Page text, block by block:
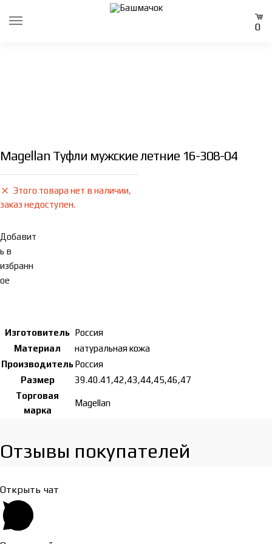
0
Magellan Туфли мужские летние 16-308-04
Этого товара нет в наличии,
заказ недоступен.
Добавит
ь в
избранн
ое
Изготовитель Россия
Материал
натуральная кожа
ПроизводительРоссия
Размер
39.40.41,42,43,44,45,46,47
Торговая
марка
Magellan
Отзывы покупателей​
Открыть чат